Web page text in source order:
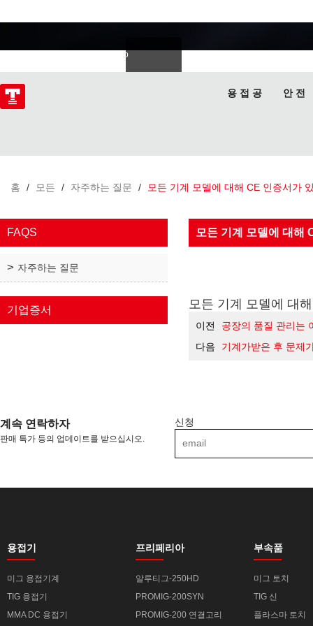
Italiano
용 접 공 안 전
홈 / 모든 / 자주하는 질문 / 모든 기계 모델에 대해 CE 인증서가
FAQS
자주하는 질문
기업증서
모든 기계 모델에 대해
모든 기계 모델에 대
이전
공장의 품질 관리는
다음
기계가받은 후 문제
계속 연락하자
판매 특가 등의 업데이트를 받으십시오.
신청
용접기
미그 용접기계
TIG 용접기
MMA DC 용접기
프리페리아
알루티그-250HD
PROMIG-200SYN
PROMIG-200 연결고리
부속품
미그 토치
TIG 신
플라스마 토치